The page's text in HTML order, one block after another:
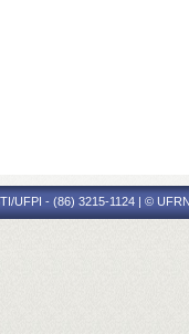
UFPI - (86) 3215-1124 | ©